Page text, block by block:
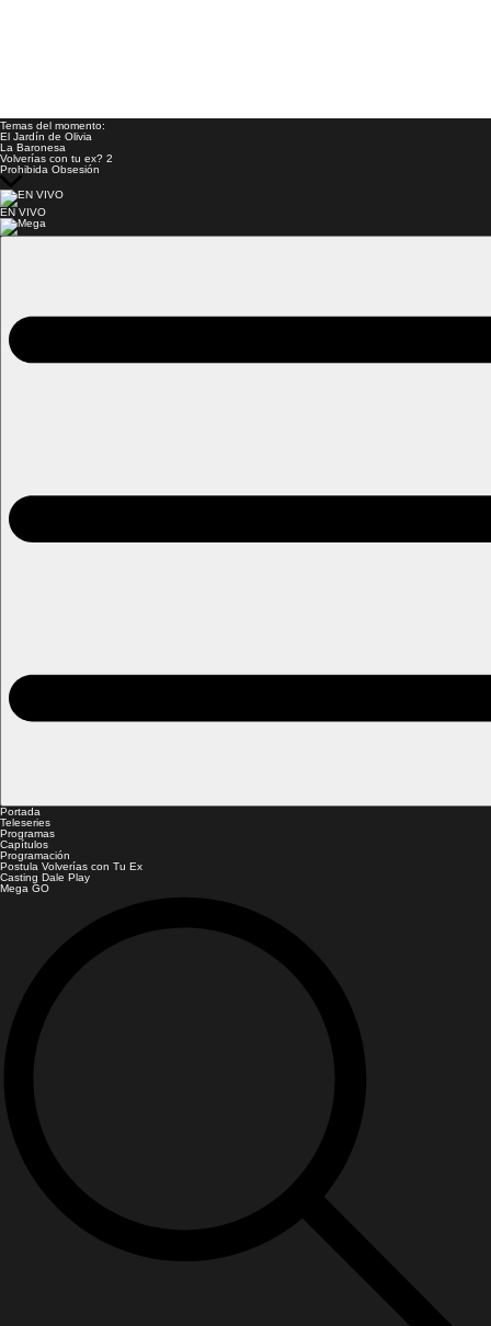
Temas del momento:
El Jardín de Olivia
La Baronesa
Volverías con tu ex? 2
Prohibida Obsesión
EN VIVO
Portada
Teleseries
Programas
Capítulos
Programación
Postula Volverías con Tu Ex
Casting Dale Play
Mega GO